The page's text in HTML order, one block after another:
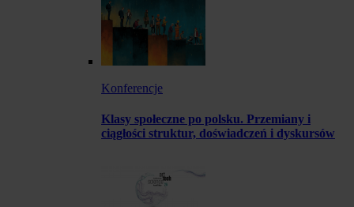
Konferencje
Klasy społeczne po polsku. Przemiany i
ciągłości struktur, doświadczeń i dyskursów